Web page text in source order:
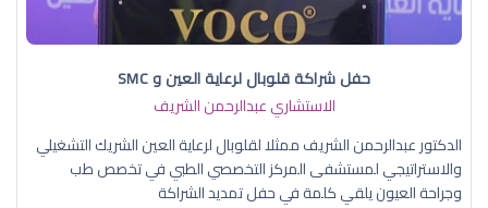
حفل شراكة قلوبال لرعاية العين و SMC
الاستشاري عبدالرحمن الشريف
الدكتور عبدالرحمن الشريف ممثلا لقلوبال لرعاية العين الشريك التشغيلي
والاستراتيجي لمستشفى المركز التخصصي الطبي في تخصص طب
وجراحة العيون يلقي كلمة في حفل تمديد الشراكة